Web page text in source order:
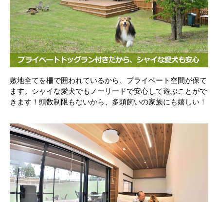
敷地全てを柵で囲われているから、プライベート空間が保て
ます。シャイな愛犬でもノーリードで安心して遊ぶことがで
きます！頭数制限もないから、多頭飼いの家族にも嬉しい！